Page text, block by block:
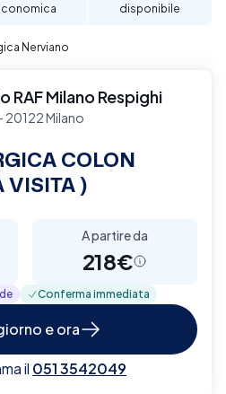
disponibile
Nerviano
RAF Milano Respighi
20122 Milano
COLON
VISITA )
A partire da
218€
Conferma immediata
e ora
il 051 3542049